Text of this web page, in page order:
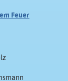
Feuer